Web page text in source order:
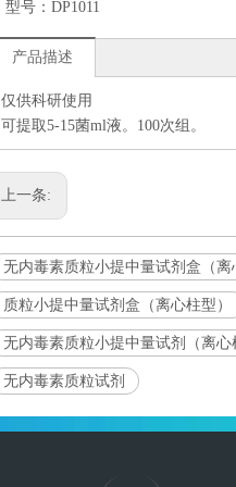
型号： DP1011
产品描述
仅供科研使用
可提取5-15菌ml液。100次组。
上一条:
无内毒素质粒小提中量试剂盒（离
质粒小提中量试剂盒（离心柱型）
无内毒素质粒小提中量试剂（离心
无内毒素质粒试剂